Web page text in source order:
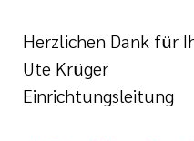
Herzlichen Dank für
Ute Krüger
Einrichtungsleitung